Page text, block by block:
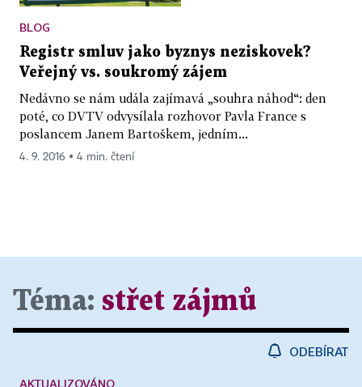
BLOG
Registr smluv jako byznys neziskovek?
Veřejný vs. soukromý zájem
Nedávno se nám udála zajímavá „souhra náhod“: den
poté, co DVTV odvysílala rozhovor Pavla France s
poslancem Janem Bartoškem, jedním...
4. 9. 2016 ▪ 4 min. čtení
Téma: střet zájmů
ODEBÍRAT
AKTUALIZOVÁNO